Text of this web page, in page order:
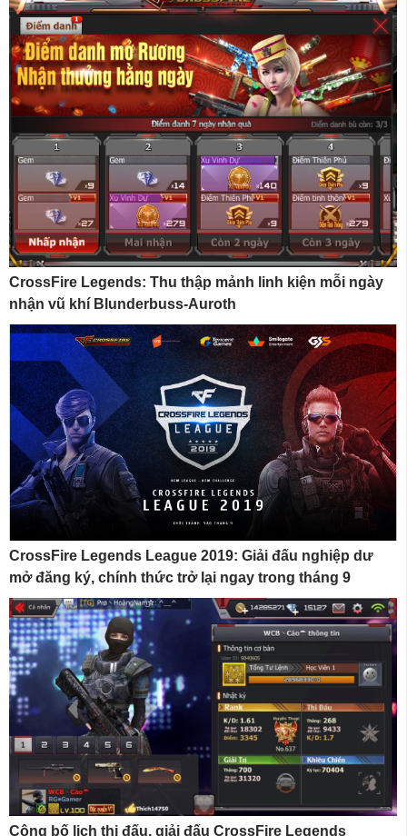
CrossFire Legends: Thu thập mảnh linh kiện mỗi ngày
nhận vũ khí Blunderbuss-Auroth
CrossFire Legends League 2019: Giải đấu nghiệp dư
mở đăng ký, chính thức trở lại ngay trong tháng 9
Công bố lịch thi đấu, giải đấu CrossFire Legends